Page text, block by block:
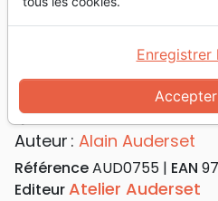
Accueil Divers
Jeux
Azvaltya, les anges
Azvaltya, les
[jeu de société]
Auteur : Alain Auderset
RéférenceAUD0755 EAN
EditeurAtelier Auderset
Enregistrer